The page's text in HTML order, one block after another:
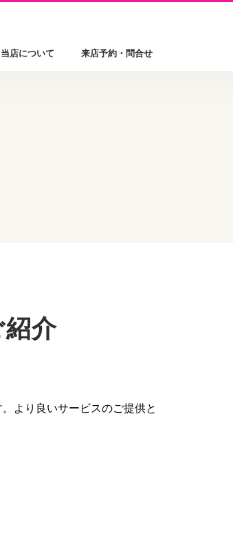
当店について 来店予約・問合せ
介
より良いサービスのご提供と